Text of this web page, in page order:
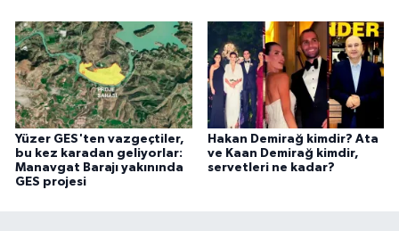
Yüzer GES'ten vazgeçtiler,
bu kez karadan geliyorlar:
Manavgat Barajı yakınında
GES projesi
Hakan Demirağ kimdir? Ata
ve Kaan Demirağ kimdir,
servetleri ne kadar?